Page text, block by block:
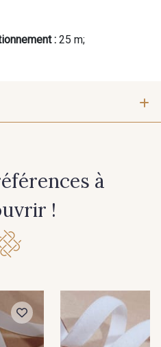
: 25 m;
à
!